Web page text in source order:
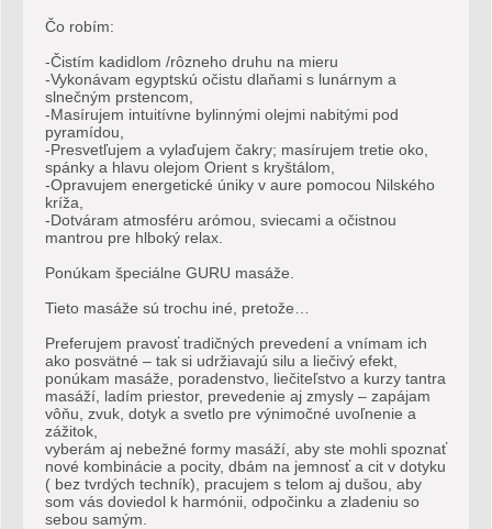
Čo robím:
-Čistím kadidlom /rôzneho druhu na mieru
-Vykonávam egyptskú očistu dlaňami s lunárnym a
slnečným prstencom,
-Masírujem intuitívne bylinnými olejmi nabitými pod
pyramídou,
-Presvetľujem a vylaďujem čakry; masírujem tretie oko,
spánky a hlavu olejom Orient s kryštálom,
-Opravujem energetické úniky v aure pomocou Nilského
kríža,
-Dotváram atmosféru arómou, sviecami a očistnou
mantrou pre hlboký relax.
Ponúkam špeciálne GURU masáže.
Tieto masáže sú trochu iné, pretože…
Preferujem pravosť tradičných prevedení a vnímam ich
ako posvätné – tak si udržiavajú silu a liečivý efekt,
ponúkam masáže, poradenstvo, liečiteľstvo a kurzy tantra
masáží, ladím priestor, prevedenie aj zmysly – zapájam
vôňu, zvuk, dotyk a svetlo pre výnimočné uvoľnenie a
zážitok,
vyberám aj nebežné formy masáží, aby ste mohli spoznať
nové kombinácie a pocity, dbám na jemnosť a cit v dotyku
( bez tvrdých techník), pracujem s telom aj dušou, aby
som vás doviedol k harmónii, odpočinku a zladeniu so
sebou samým.